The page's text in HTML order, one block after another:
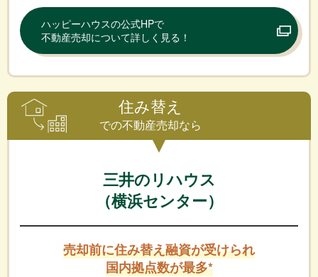
ハッピーハウスの公式HPで
不動産売却について詳しく見る！
住み替え
での不動産売却なら
三井のリハウス
（横浜センター）
売却前に住み替え融資が受けられ
国内拠点数が最多*